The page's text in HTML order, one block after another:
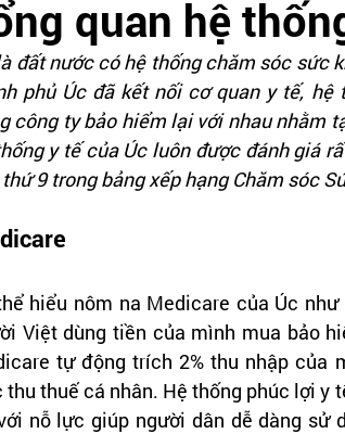
quan hệ
đất nước có hệ thống chăm sóc sức
phủ Úc đã kết nối cơ quan y tế,
công ty bảo hiểm lại với nhau nhằm
y tế của Úc luôn được đánh giá
9 trong bảng xếp hạng Chăm sóc
hiểu nôm na Medicare của Úc
Việt dùng tiền của mình mua bảo
tự động trích 2% thu nhập của
thu thuế cá nhân. Hệ thống phúc lợi y
nỗ lực giúp người dân dễ dàng sử